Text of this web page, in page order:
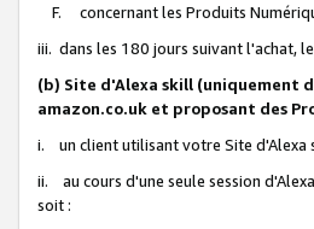
F. concernant les Produits
iii. dans les 180 jours suivant l'achat,
(b) Site d'Alexa skill (uniquement
amazon.co.uk et proposant des
i. un client utilisant votre Site d'Alexa
ii. au cours d'une seule session
soit :